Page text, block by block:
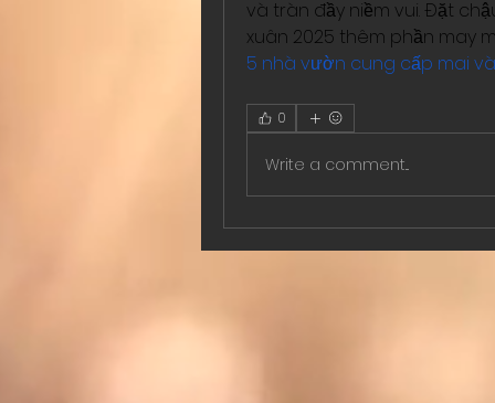
và tràn đầy niềm vui. Đặt
xuân 2025 thêm phần may
5 nhà vườn cung cấp mai
0
Write a comment...